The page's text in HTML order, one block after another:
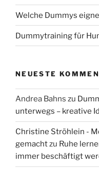
Welche Dummys
Dummytraining für
NEUESTE
Andrea Bahns zu
unterwegs – kreative
Christine Ströhlein -
gemachtzu Ruhe
immer beschäftigt